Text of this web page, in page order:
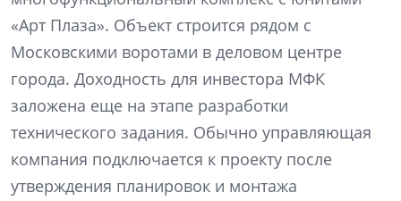
«Арт Плаза». Объект строится рядом с
Московскими воротами в деловом центре
города. Доходность для инвестора МФК
заложена еще на этапе разработки
технического задания. Обычно управляющая
компания подключается к проекту после
утверждения планировок и монтажа